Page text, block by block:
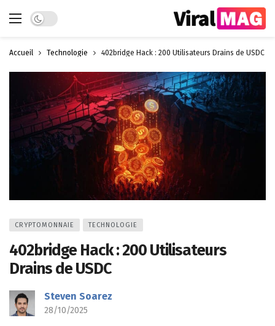
Dark mode
Accueil Technologie 402bridge Hack : 200 Utilisateurs Drains de USDC
CRYPTOMONNAIE TECHNOLOGIE
402bridge Hack : 200 Utilisateurs
Drains de USDC
Steven Soarez
28/10/2025